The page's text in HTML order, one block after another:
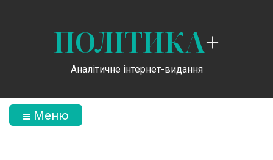
ПОЛІТИКА+
Аналітичне інтернет-видання
Меню